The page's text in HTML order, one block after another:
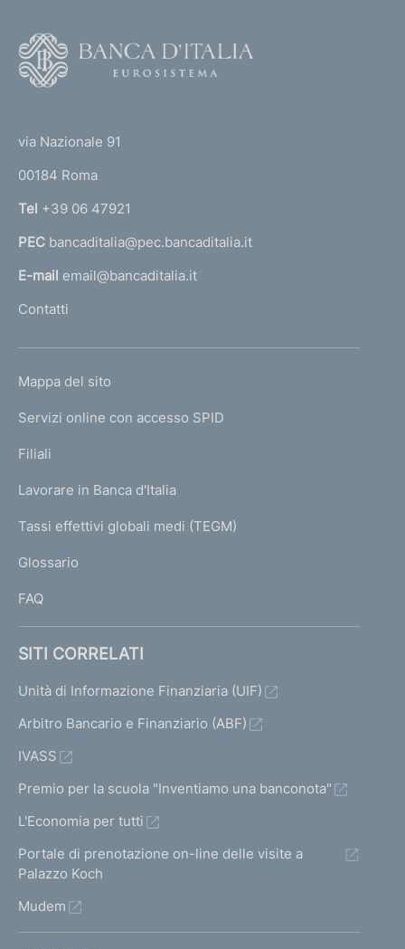
r
n
a
l
'
m
e
a
g
via Nazionale 91
00184 Roma
Tel +39 06 47921
PEC bancaditalia@pec.bancaditalia.it
E-mail email@bancaditalia.it
Contatti
L
N
K
T
I
I
Mappa del sito
Servizi online con accesso SPID
Filiali
Lavorare in Banca d'Italia
Tassi effettivi globali medi (TEGM)
Glossario
FAQ
SITI CORRELATI
Unità di Informazione Finanziaria (UIF)
Arbitro Bancario e Finanziario (ABF)
IVASS
Premio per la scuola "Inventiamo una banconota"
L'Economia per tutti
Portale di prenotazione on-line delle visite a
Palazzo Koch
Mudem